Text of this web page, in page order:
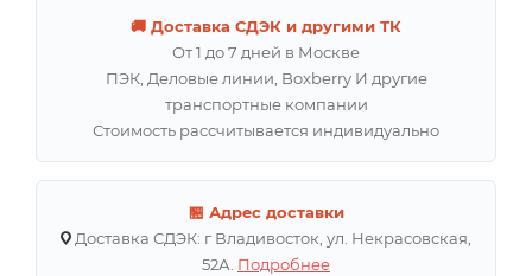
🚚 Доставка СДЭК и другими ТК
От 1 до 7 дней в Москве
ПЭК, Деловые линии, Boxberry И другие
транспортные компании
Стоимость рассчитывается индивидуально
🏪 Адрес доставки
Доставка СДЭК: г Владивосток, ул. Некрасовская,
52А. Подробнее